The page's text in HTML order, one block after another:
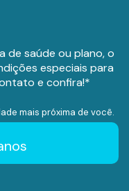
de saúde ou plano, o
especiais para
e confira!*
mais próxima de você.